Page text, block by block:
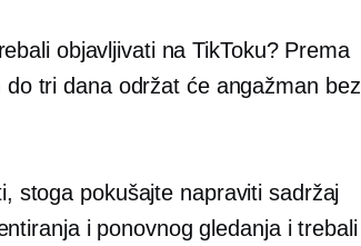
objavljivati ​​na TikToku? Prema
tri dana održat će angažman bez
stoga pokušajte napraviti sadržaj
i ponovnog gledanja i trebali